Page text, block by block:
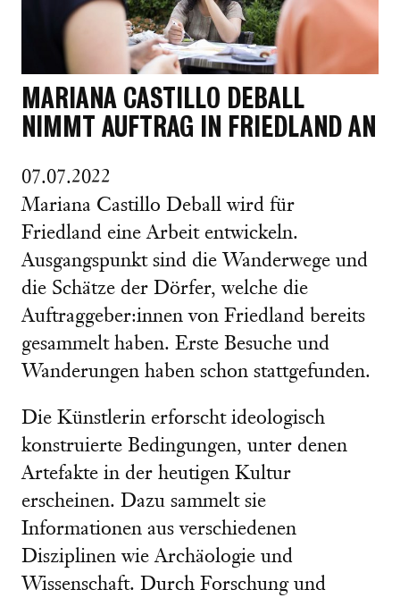
MARIANA CASTILLO DEBALL
NIMMT AUFTRAG IN FRIEDLAND AN
07.07.2022
Mariana Castillo Deball wird für
Friedland eine Arbeit entwickeln.
Ausgangspunkt sind die Wanderwege und
die Schätze der Dörfer, welche die
Auftraggeber:innen von Friedland bereits
gesammelt haben. Erste Besuche und
Wanderungen haben schon stattgefunden.
Die Künstlerin erforscht ideologisch
konstruierte Bedingungen, unter denen
Artefakte in der heutigen Kultur
erscheinen. Dazu sammelt sie
Informationen aus verschiedenen
Disziplinen wie Archäologie und
Wissenschaft. Durch Forschung und